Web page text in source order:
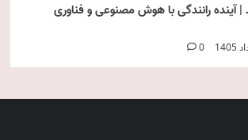
آینده رانندگی با هوش مصنوعی و فناوری
0